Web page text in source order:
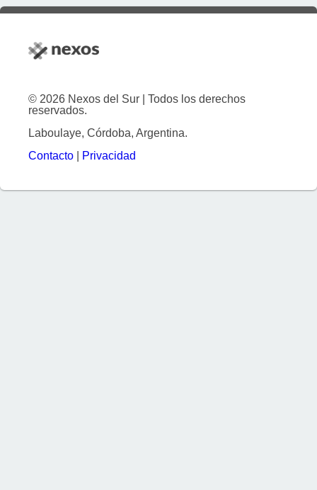
© 2026 Nexos del Sur | Todos los derechos
reservados.
Laboulaye, Córdoba, Argentina.
Contacto
Privacidad